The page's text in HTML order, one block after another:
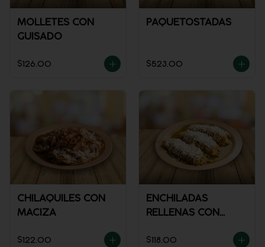
MOLLETES CON
GUISADO
$126.00
PAQUETOSTADAS
$523.00
CHILAQUILES CON
MACIZA
$122.00
ENCHILADAS
RELLENAS CON
$118.00